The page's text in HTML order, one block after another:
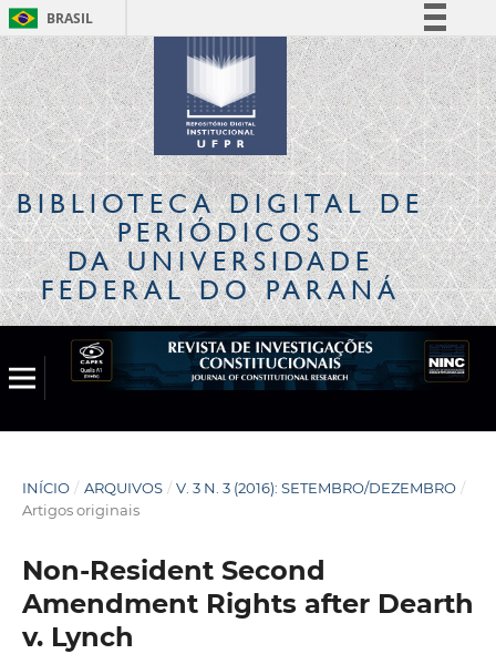
BRASIL
Simplifique!
Comunica BR
Participe
Acesso à informação
Legislação
Canais
BIBLIOTECA DIGITALDE
PERIÓDICOS
DA UNIVERSIDADE
FEDERAL DO PARANÁ
INÍCIO / ARQUIVOS / V. 3 N. 3 (2016): SETEMBRO/DEZEMBRO /
Artigos originais
Non-Resident Second
Amendment Rights after Dearth
v. Lynch